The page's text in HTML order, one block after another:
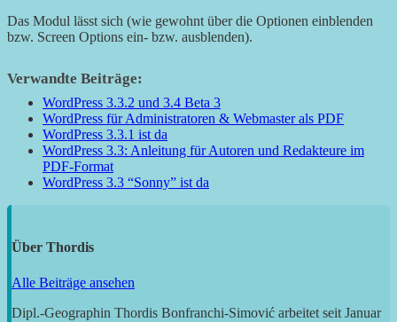
Das Modul lässt sich (wie gewohnt über die Optionen einblenden
bzw. Screen Options ein- bzw. ausblenden).
Verwandte Beiträge:
WordPress 3.3.2 und 3.4 Beta 3
WordPress für Administratoren & Webmaster als PDF
WordPress 3.3.1 ist da
WordPress 3.3: Anleitung für Autoren und Redakteure im
PDF-Format
WordPress 3.3 “Sonny” ist da
Über Thordis
Alle Beiträge ansehen
Dipl.-Geographin Thordis Bonfranchi-Simović arbeitet seit Januar